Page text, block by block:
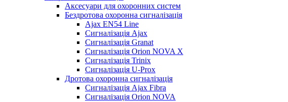
Аксесуари для охоронних систем
Бездротова охоронна сигналізація
Ajax EN54 Line
Сигналізація Ajax
Сигналізація Granat
Сигналізація Orion NOVA X
Сигналізація Trinix
Сигналізація U-Prox
Дротова охоронна сигналізація
Сигналізація Ajax Fibra
Сигналізація Orion NOVA